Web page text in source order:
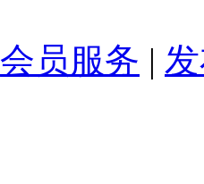
会员服务 |